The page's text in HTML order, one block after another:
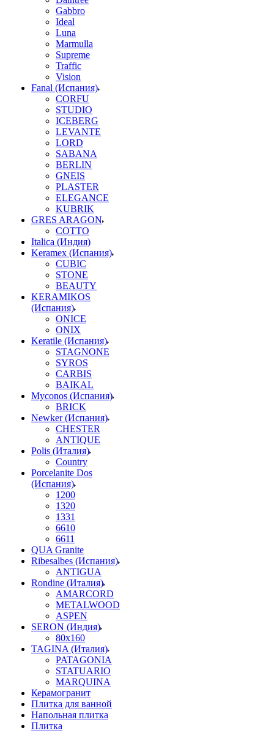
Gabbro
Ideal
Luna
Marmulla
Supreme
Traffic
Vision
Fanal (Испания)
CORFU
STUDIO
ICEBERG
LEVANTE
LORD
SABANA
BERLIN
GNEIS
PLASTER
ELEGANCE
KUBRIK
GRES ARAGON
COTTO
Italica (Индия)
Keramex (Испания)
CUBIC
STONE
BEAUTY
KERAMIKOS
(Испания)
ONICE
ONIX
Keratile (Испания)
STAGNONE
SYROS
CARBIS
BAIKAL
Myconos (Испания)
BRICK
Newker (Испания)
CHESTER
ANTIQUE
Polis (Италия)
Country
Porcelanite Dos
(Испания)
1200
1320
1331
6610
6611
QUA Granite
Ribesalbes (Испания)
ANTIGUA
Rondine (Италия)
AMARCORD
METALWOOD
ASPEN
SERON (Индия)
80x160
TAGINA (Италия)
PATAGONIA
STATUARIO
MARQUINA
Керамогранит
Плитка для ванной
Напольная плитка
Плитка